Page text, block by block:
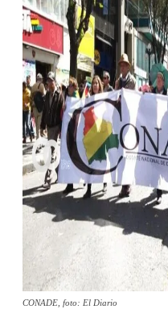
CONADE, foto: El Diario